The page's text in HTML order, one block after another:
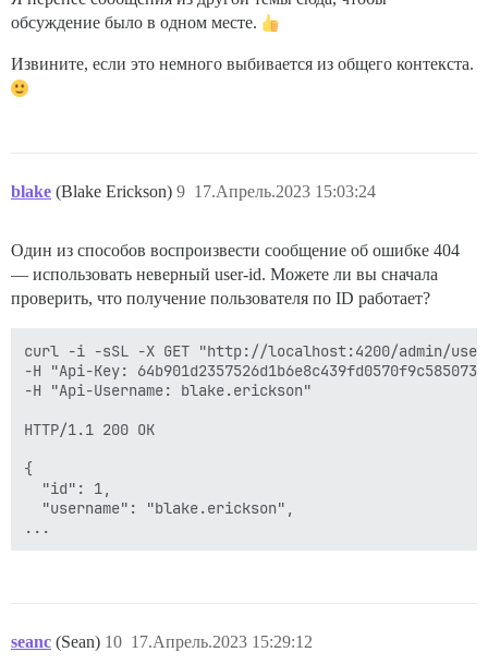
обсуждение было в одном месте.
Извините, если это немного выбивается из общего контекста.
blake (Blake Erickson) 17.Апрель.2023 15:03:24
9
Один из способов воспроизвести сообщение об ошибке 404
— использовать неверный user-id. Можете ли вы сначала
проверить, что получение пользователя по ID работает?
curl -i -sSL -X GET "http://localhost:4200/admin/
-H "Api-Key:
-H "Api-Username: blake.erickson"
HTTP/1.1 200 OK
{
  "id": 1,
  "username": "blake.erickson",
seanc (Sean) 17.Апрель.2023 15:29:12
10